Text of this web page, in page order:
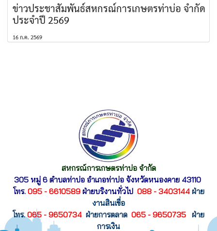
ข่าวประชาสัมพันธ์สหกรณ์การเกษตรท่าบ่อ จำกัด
ประจำปี 2569
16 ก.ค. 2569
สหกรณ์การเกษตรท่าบ่อ จำกัด
305 หมู่ 6 ตำบลท่าบ่อ อำเภอท่าบ่อ จังหวัดหนองคาย 43110
โทร. 095 - 6610589 ฝ่ายบริงานทั่วไป 088 - 3403144 ฝ่าย
งานสินเขื่อ
โทร.065 - 9650734 ฝ่ายการตลาด 065 - 9650735 ฝ่าย
การเงิน